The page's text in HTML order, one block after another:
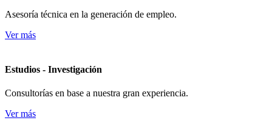
Asesoría técnica en la generación de empleo.
Ver más
Estudios - Investigación
Consultorías en base a nuestra gran experiencia.
Ver más